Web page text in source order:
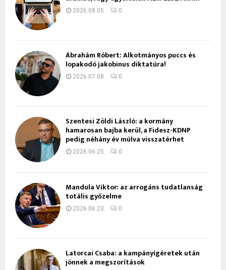
2026.08.05. 0
Ábrahám Róbert: Alkotmányos puccs és
lopakodó jakobinus diktatúra!
2026.07.08. 0
Szentesi Zöldi László: a kormány
hamarosan bajba kerül, a Fidesz-KDNP
pedig néhány év múlva visszatérhet
2026.06.25. 0
Mandula Viktor: az arrogáns tudatlanság
totális győzelme
2026.06.23. 0
Latorcai Csaba: a kampányígéretek után
jönnek a megszorítások